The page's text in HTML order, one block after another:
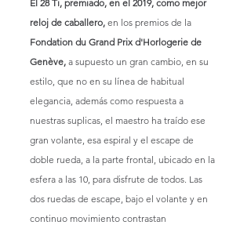
El 28 Ti, premiado, en el 2019, como mejor
reloj de caballero, en los premios de la
Fondation du Grand Prix d'Horlogerie de
Genève, a supuesto un gran cambio, en su
estilo, que no en su línea de habitual
elegancia, además como respuesta a
nuestras suplicas, el maestro ha traído ese
gran volante, esa espiral y el escape de
doble rueda, a la parte frontal, ubicado en la
esfera a las 10, para disfrute de todos. Las
dos ruedas de escape, bajo el volante y en
continuo movimiento contrastan